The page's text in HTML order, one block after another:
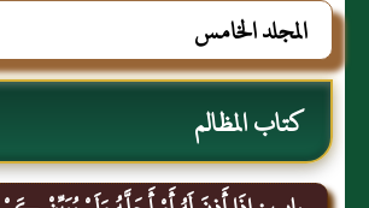
حجر العسقلاني
المجلد الخامس
كتاب المظالم